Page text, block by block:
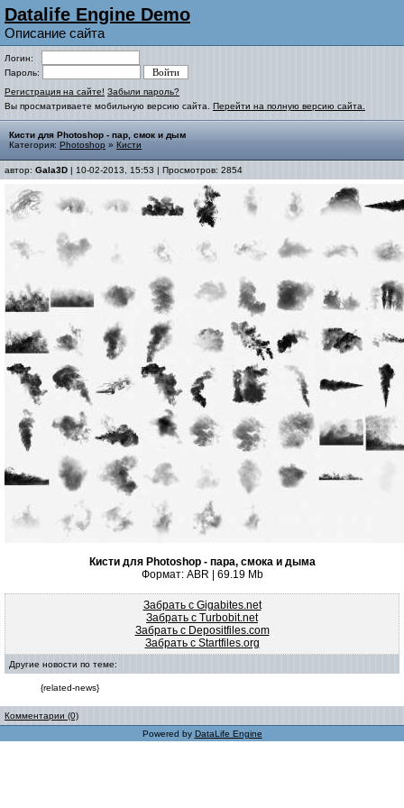
Datalife Engine Demo
Описание сайта
Логин:
Пароль:
Регистрация на сайте! Забыли пароль?
Вы просматриваете мобильную версию сайта. Перейти на полную версию сайта.
Кисти для Photoshop - пар, смок и дым
Категория: Photoshop » Кисти
автор: Gala3D | 10-02-2013, 15:53 | Просмотров: 2854
Кисти для Photoshop - пара, смока и дыма
Формат: ABR | 69.19 Mb
Забрать с Gigabites.net
Забрать с Turbobit.net
Забрать с Depositfiles.com
Забрать с Startfiles.org
Другие новости по теме:
{related-news}
Комментарии (0)
Powered by DataLife Engine